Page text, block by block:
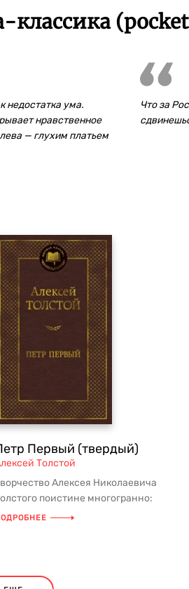
недостатка ума.
нравственное
— глухим платьем
Что за
Первый (твердый)
Толстой
Алексея Николаевича
поистине многогранно:
научно-фантастической прозы,